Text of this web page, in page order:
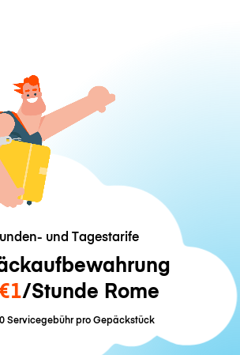
und Tagestarife
€1/Stunde Rome
Servicegebühr pro Gepäckstück